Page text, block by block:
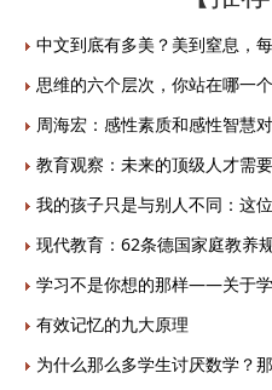
中文到底有多美？美到窒息，
思维的六个层次，你站在哪一
周海宏：感性素质和感性智慧
教育观察：未来的顶级人才需
我的孩子只是与别人不同：这
现代教育：62条德国家庭教养
学习不是你想的那样——关于
有效记忆的九大原理
为什么那么多学生讨厌数学？